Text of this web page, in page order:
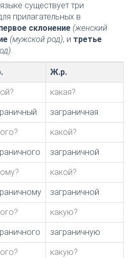
существует три
прилагательных в
склонение (женский
(мужской род), и третье
.
Ж.р.
какая?
заграничная
какой?
заграничной
какой?
заграничной
какую?
заграничную
какую?